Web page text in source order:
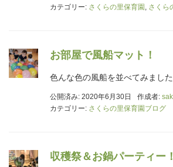
カテゴリー: さくらの里保育園 さくら
お部屋で風船マット！
色んな色の風船を並べてみまし
公開済み: 2020年6月30日 作成者:
カテゴリー: さくらの里保育園ブログ
収穫祭＆お鍋パーティー！